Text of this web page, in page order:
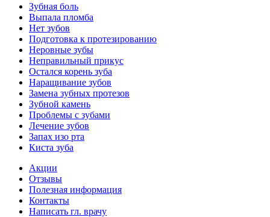
Зубная боль
Выпала пломба
Нет зубов
Подготовка к протезированию
Неровные зубы
Неправильный прикус
Остался корень зуба
Наращивание зубов
Замена зубных протезов
Зубной камень
Проблемы с зубами
Лечение зубов
Запах изо рта
Киста зуба
Акции
Отзывы
Полезная информация
Контакты
Написать гл. врачу